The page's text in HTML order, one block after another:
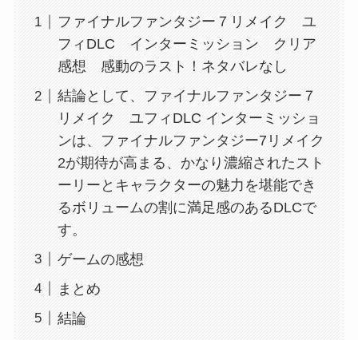
ファイナルファンタジー７リメイク ユ
フィDLC インターミッション クリア
感想 感動のラスト！ネタバレなし
結論として、ファイナルファンタジー７
リメイク ユフィDLC インターミッショ
ンは、ファイナルファンタジー7リメイク
2が期待が高まる、かなり濃縮されたスト
ーリーとキャラクターの魅力を堪能でき
るボリュームの割に満足感のあるDLCで
す。
ゲームの感想
まとめ
結論